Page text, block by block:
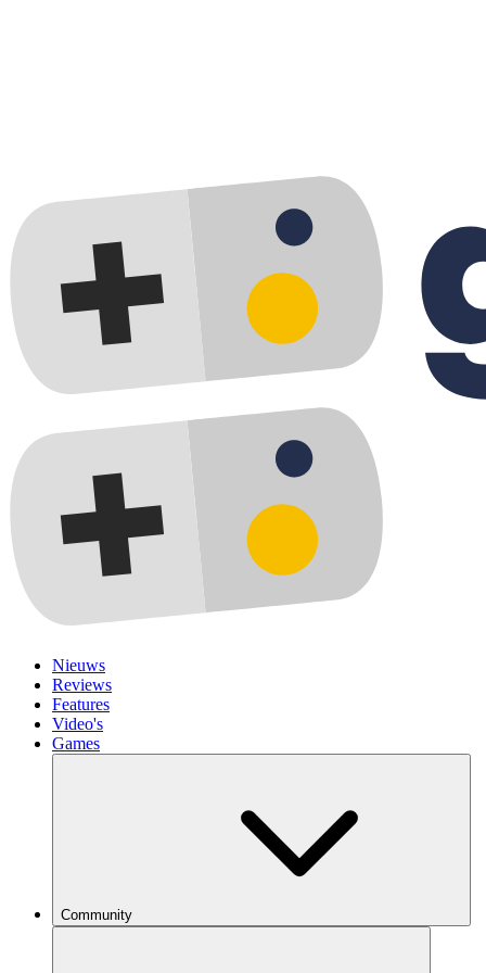
Nieuws
Reviews
Features
Video's
Games
Community